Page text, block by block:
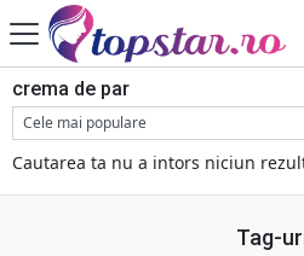
crema de par
Cautarea ta nu a intors niciun
Tag-